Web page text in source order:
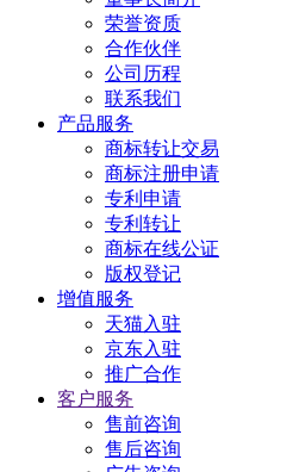
荣誉资质
合作伙伴
公司历程
联系我们
产品服务
商标转让交易
商标注册申请
专利申请
专利转让
商标在线公证
版权登记
增值服务
天猫入驻
京东入驻
推广合作
客户服务
售前咨询
售后咨询